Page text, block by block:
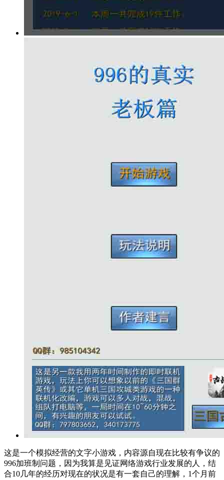
这是一个模拟经营的文字小游戏，内容源自现在比较有争议的
996加班制问题，因为我算是见证网络游戏行业发展的人，结
合10几年的经历对现在的状况是有一套自己的理解，1个月前